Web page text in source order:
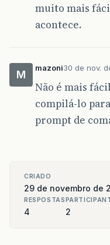
muito mais
acontece.
M
mazoni30 de nov.
Não é mais
compilá-lo
prompt de
CRIADO
29 de novembro de
RESPOSTAS
4 2